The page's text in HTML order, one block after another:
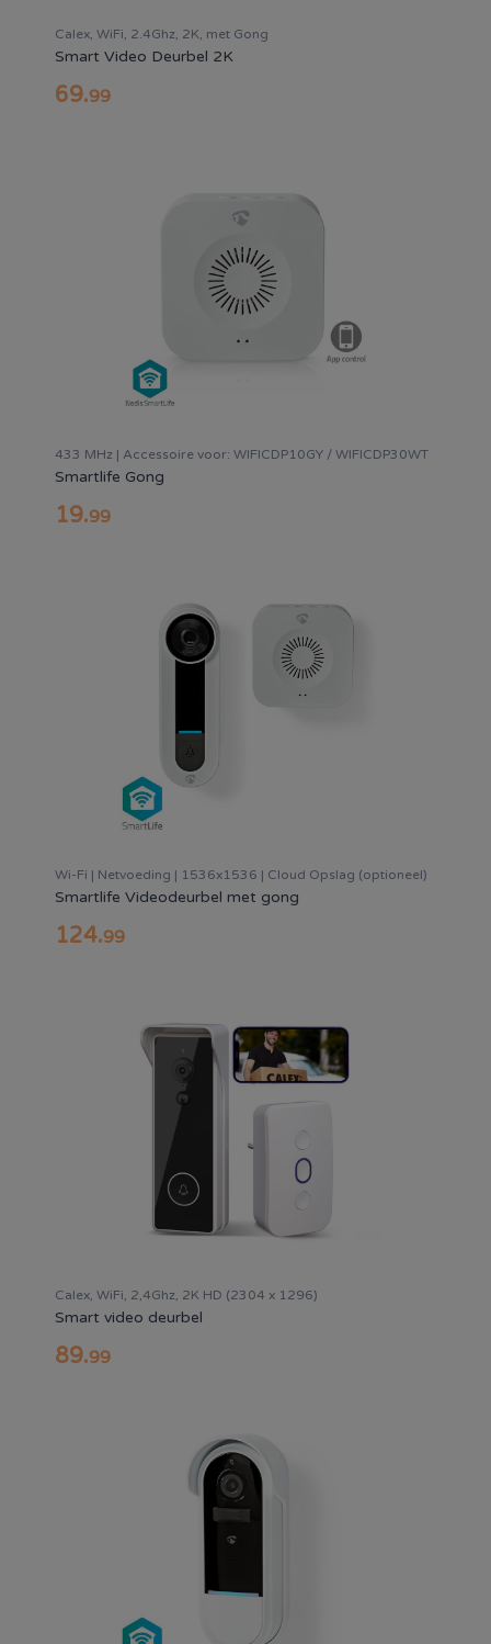
Calex, WiFi, 2.4Ghz, 2K, met Gong
Smart Video Deurbel 2K
69.99
433 MHz | Accessoire voor: WIFICDP10GY / WIFICDP30WT
Smartlife Gong
19.99
Wi-Fi | Netvoeding | 1536x1536 | Cloud Opslag (optioneel)
Smartlife Videodeurbel met gong
124.99
Calex, WiFi, 2,4Ghz, 2K HD (2304 x 1296)
Smart video deurbel
89.99